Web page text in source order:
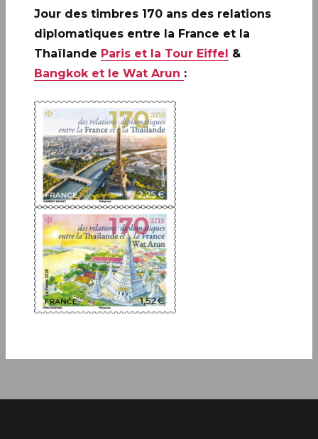
© La Poste - Tous droits réservés
La Poste et la Croix-Rouge française
partenaires depuis 1914
Depuis 2006, plus de 27 millions d’euros ont été
reversés par La Poste à la Croix-Rouge française
afin de financer de nombreuses actions
internationales, nationales ou locales menées dans
le domaine de la santé, de l'action humanitaire et
sociale.
Jour des timbres 170 ans des relations
diplomatiques entre la France et la
Thaïlande Paris et la Tour Eiffel &
Bangkok et le Wat Arun :